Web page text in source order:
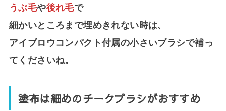
うぶ毛や後れ毛で
細かいところまで埋めきれない時は、
アイブロウコンパクト付属の小さいブラシで補っ
てくださいね。
塗布は細めのチークブラシがおすすめ